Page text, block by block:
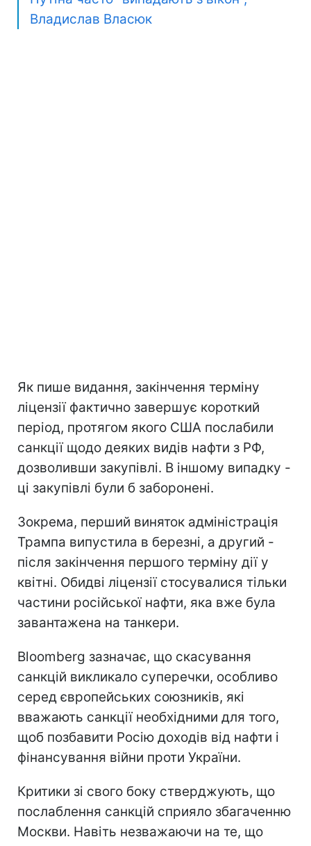
Владислав Власюк
Як пише видання, закінчення терміну
ліцензії фактично завершує короткий
період, протягом якого США послабили
санкції щодо деяких видів нафти з РФ,
дозволивши закупівлі. В іншому випадку -
ці закупівлі були б заборонені.
Зокрема, перший виняток адміністрація
Трампа випустила в березні, а другий -
після закінчення першого терміну дії у
квітні. Обидві ліцензії стосувалися тільки
частини російської нафти, яка вже була
завантажена на танкери.
Bloomberg зазначає, що скасування
санкцій викликало суперечки, особливо
серед європейських союзників, які
вважають санкції необхідними для того,
щоб позбавити Росію доходів від нафти і
фінансування війни проти України.
Критики зі свого боку стверджують, що
послаблення санкцій сприяло збагаченню
Москви. Навіть незважаючи на те, що